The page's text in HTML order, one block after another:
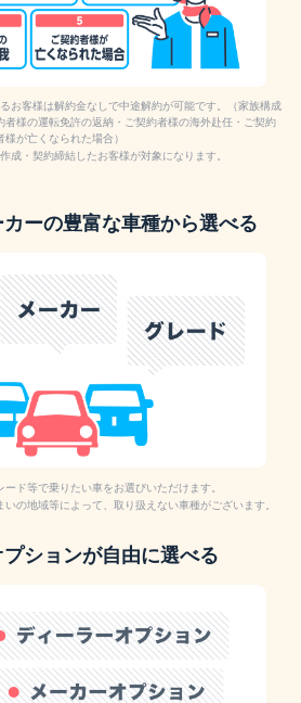
お客様は解約金なしで中途解約が可能です。（家族構成
者様の運転免許の返納・ご契約者様の海外赴任・ご契約
が亡くなられた場合）
成・契約締結したお客様が対象になります。
カーの豊富な車種から選べる
ド等で乗りたい車をお選びいただけます。
の地域等によって、取り扱えない車種がございます。
ションが自由に選べる